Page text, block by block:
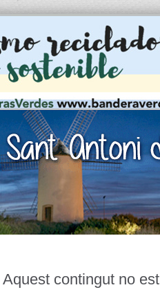
Aquest contingut no